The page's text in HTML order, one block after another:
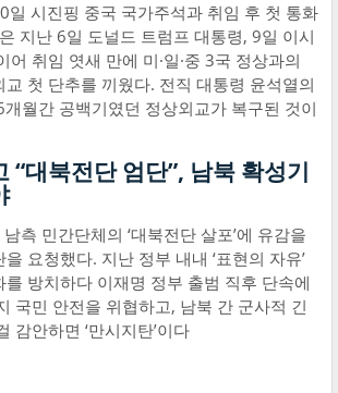
일 시진핑 중국 국가주석과 취임 후 첫 통화
지난 6일 도널드 트럼프 대통령, 9일 이시
어 취임 엿새 만에 미·일·중 3국 정상과의
첫 단추를 끼웠다. 전직 대통령 윤석열의
개월간 공백기였던 정상외교가 복구된 것이
“대북전단 엄단”, 남북 확성기
측 민간단체의 ‘대북전단 살포’에 유감을
요청했다. 지난 정부 내내 ‘표현의 자유’
방치하다 이재명 정부 출범 직후 단속에
국민 안전을 위협하고, 남북 간 군사적 긴
감안하면 ‘만시지탄’이다